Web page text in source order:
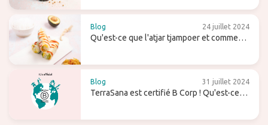
Blog 24 juillet 2024
Qu'est-ce que l'atjar tjampoer et comment
Blog 31 juillet 2024
TerraSana est certifié B Corp ! Qu'est-ce